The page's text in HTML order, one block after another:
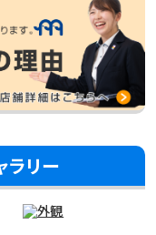
ラリー